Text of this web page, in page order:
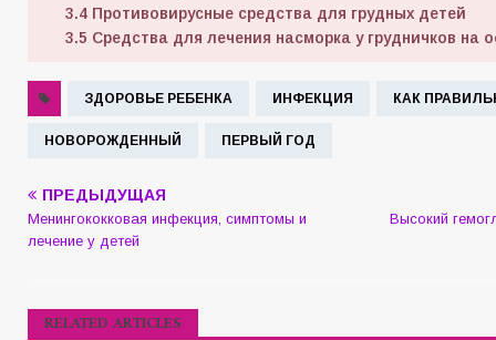
3.4 Противовирусные средства для грудных детей
3.5 Средства для лечения насморка у грудничков на
ЗДОРОВЬЕ РЕБЕНКА ИНФЕКЦИЯ КАК
НОВОРОЖДЕННЫЙ ПЕРВЫЙ ГОД
ПРЕДЫДУЩАЯ
Менингококковая инфекция, симптомы и
лечение у детей
Высокий
RELATED ARTICLES